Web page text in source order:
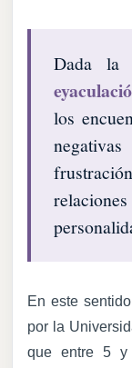
Dada la
los
En este
por la
que entre 5 y